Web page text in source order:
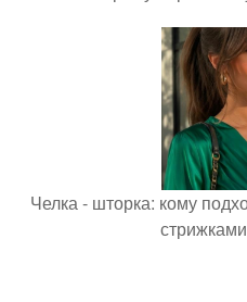
Челка - шторка: кому